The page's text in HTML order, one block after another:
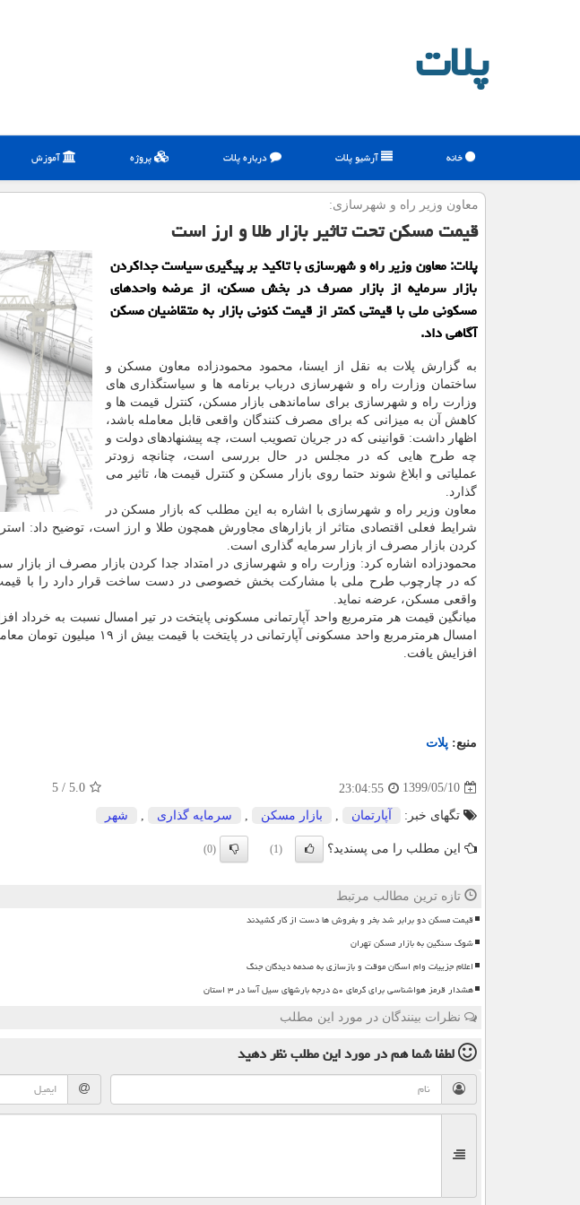
پلات
خانه آرشیو پلات درباره پلات پروژه آموزش
معاون وزیر راه و شهرسازی:
قیمت مسكن تحت تاثیر بازار طلا و ارز است
پلات: معاون وزیر راه و شهرسازی با تاكید بر پیگیری سیاست جداكردن
بازار سرمایه از بازار مصرف در بخش مسكن، از عرضه واحدهای
مسكونی ملی با قیمتی كمتر از قیمت كنونی بازار به متقاضیان مسكن
آگاهی داد.
به گزارش پلات به نقل از ایسنا، محمود محمودزاده معاون مسکن و
ساختمان وزارت راه و شهرسازی درباب برنامه ها و سیاستگذاری های
وزارت راه و شهرسازی برای ساماندهی بازار مسکن، کنترل قیمت ها و
کاهش آن به میزانی که برای مصرف کنندگان واقعی قابل معامله باشد،
اظهار داشت: قوانینی که در جریان تصویب است، چه پیشنهادهای دولت و
چه طرح هایی که در مجلس در حال بررسی است، چنانچه زودتر
عملیاتی و ابلاغ شوند حتما روی بازار مسکن و کنترل قیمت ها، تاثیر می
گذارد.
معاون وزیر راه و شهرسازی با اشاره به این مطلب که بازار مسکن در
شرایط فعلی اقتصادی متاثر از بازارهای مجاورش همچون طلا و ارز است، توضیح داد:
کردن بازار مصرف از بازار سرمایه گذاری است.
محمودزاده اشاره کرد: وزارت راه و شهرسازی در امتداد جدا کردن بازار مصرف از بازار
که در چارچوب طرح ملی با مشارکت بخش خصوصی در دست ساخت قرار دارد را با قیمت
واقعی مسکن، عرضه نماید.
افزایش یافت.
منبع: پلات
1399/05/10
23:04:55
5.0
/
5
تگهای خبر: آپارتمان بازار مسكن سرمایه گذاری شهر
این مطلب را می پسندید؟ (1)
(0)
تازه ترین مطالب مرتبط
قیمت مسکن دو برابر شد بخر و بفروش ها دست از کار کشیدند
شوک سنگین به بازار مسکن تهران
اعلام جزییات وام اسکان موقت و بازسازی به صدمه دیدگان جنگ
هشدار قرمز هواشناسی برای گرمای ۵۰ درجه بارشهای سیل آسا در ۳ استان
نظرات بینندگان در مورد این مطلب
لطفا شما همدر مورد این مطلبنظر دهید